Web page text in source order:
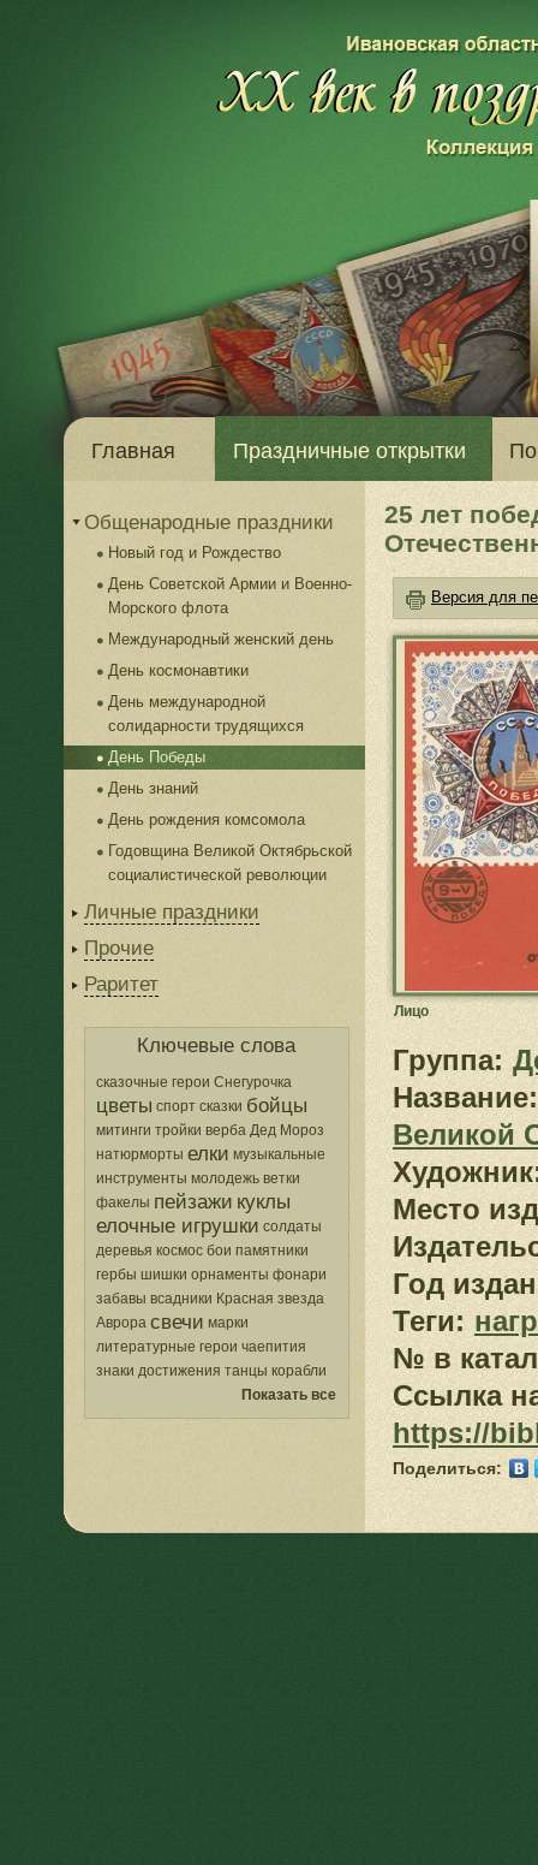
Главная Праздничные открытки
Общенародные праздники
Новый год и Рождество
День Советской Армии и Военно-
Морского флота
Международный женский день
День космонавтики
День международной
солидарности трудящихся
День Победы
День знаний
День рождения комсомола
Годовщина Великой Октябрьской
социалистической революции
Личные праздники
Прочие
Раритет
Ключевые слова
сказочные герои Снегурочка
цветы спорт сказки бойцы
митинги тройки верба Дед Мороз
натюрморты елки музыкальные
инструменты молодежь ветки
факелы пейзажи куклы
елочные игрушки солдаты
деревья космос бои памятники
гербы шишки орнаменты фонари
забавы всадники Красная звезда
Аврора свечи марки
литературные герои чаепития
знаки достижения танцы корабли
Показать все
25 лет
Версия для
Лицо
Группа:
Название:
Великой
Место
Год
Теги:
№ в
Ссылка
https://
Поделиться: